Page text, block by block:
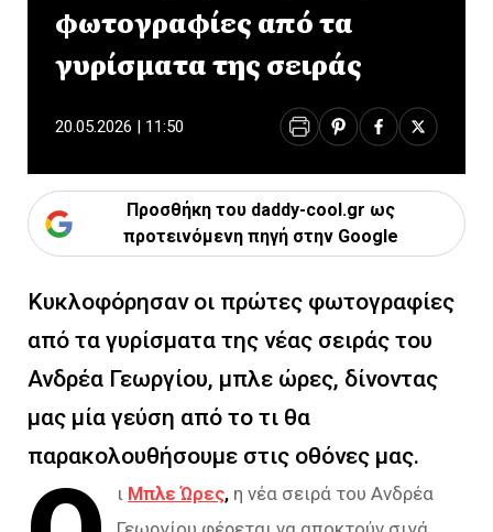
φωτογραφίες από τα
γυρίσματα της σειράς
20.05.2026 | 11:50
Προσθήκη του daddy-cool.gr ως
προτεινόμενη πηγή στην Google
Κυκλοφόρησαν οι πρώτες φωτογραφίες
από τα γυρίσματα της νέας σειράς του
Ανδρέα Γεωργίου, μπλε ώρες, δίνοντας
μας μία γεύση από το τι θα
παρακολουθήσουμε στις οθόνες μας.
ι Μπλε Ώρες, η νέα σειρά του Ανδρέα